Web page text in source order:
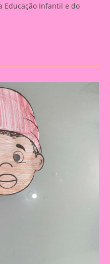
Educação Infantil e do